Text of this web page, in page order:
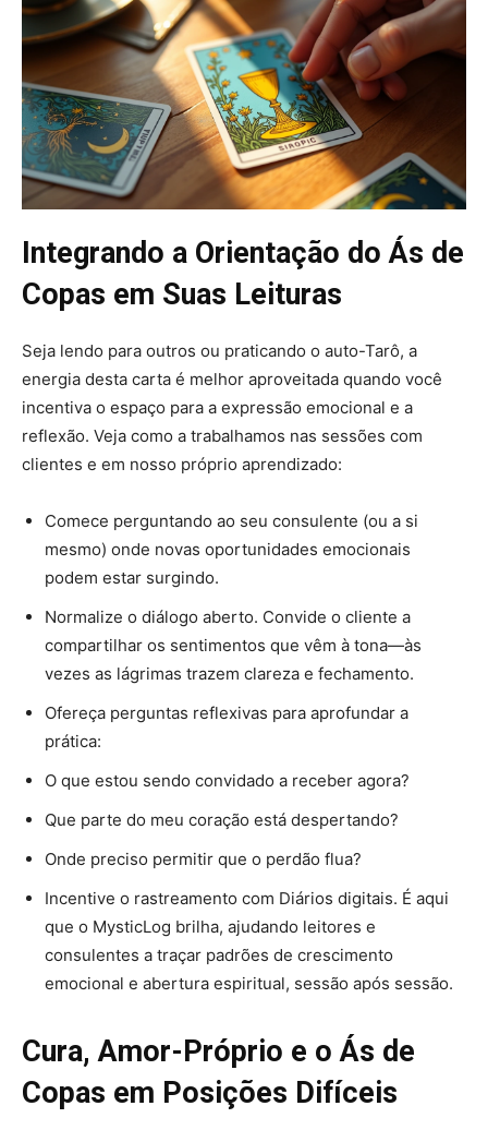
Integrando a Orientação do Ás de
Copas em Suas Leituras
Seja lendo para outros ou praticando o auto-Tarô, a
energia desta carta é melhor aproveitada quando você
incentiva o espaço para a expressão emocional e a
reflexão. Veja como a trabalhamos nas sessões com
clientes e em nosso próprio aprendizado:
Comece perguntando ao seu consulente (ou a si
mesmo) onde novas oportunidades emocionais
podem estar surgindo.
Normalize o diálogo aberto. Convide o cliente a
compartilhar os sentimentos que vêm à tona—às
vezes as lágrimas trazem clareza e fechamento.
Ofereça perguntas reflexivas para aprofundar a
prática:
O que estou sendo convidado a receber agora?
Que parte do meu coração está despertando?
Onde preciso permitir que o perdão flua?
Incentive o rastreamento com Diários digitais. É aqui
que o MysticLog brilha, ajudando leitores e
consulentes a traçar padrões de crescimento
emocional e abertura espiritual, sessão após sessão.
Cura, Amor-Próprio e o Ás de
Copas em Posições Difíceis